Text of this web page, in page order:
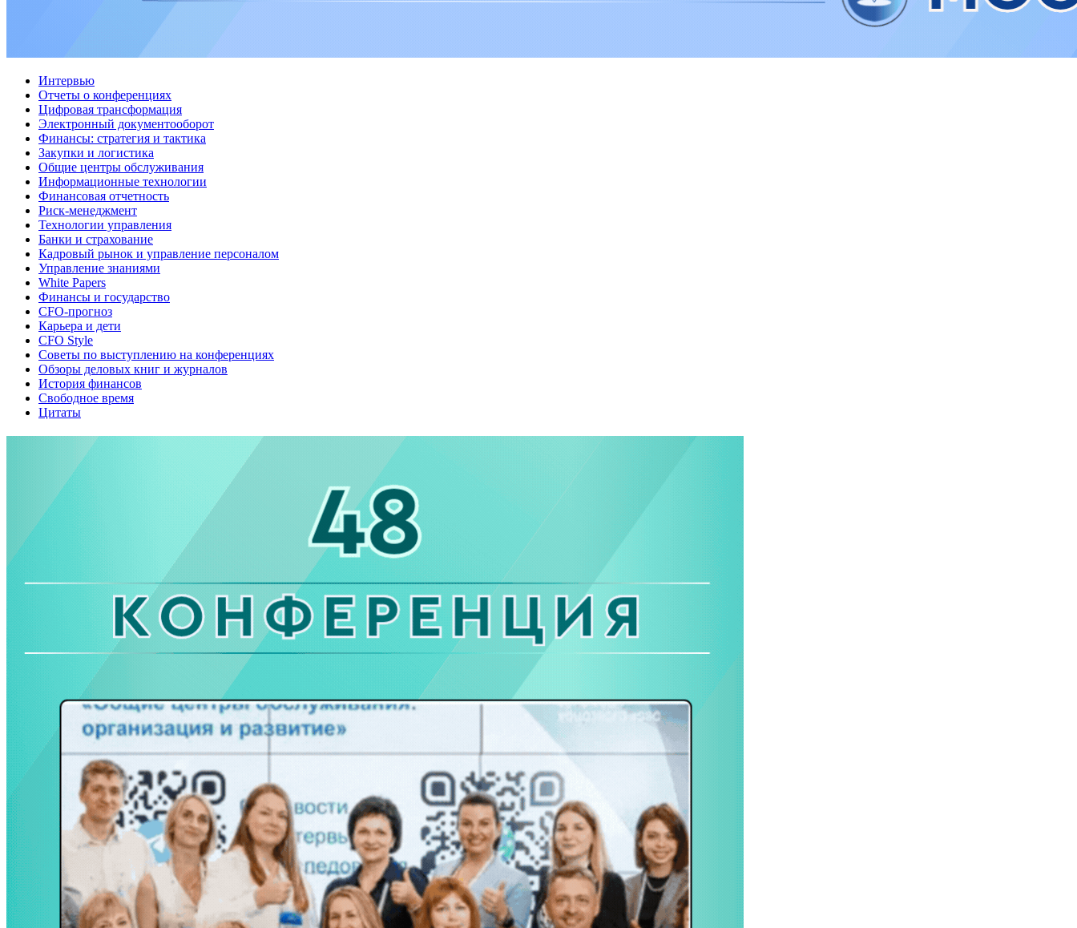
Интервью
Отчеты о конференциях
Цифровая трансформация
Электронный документооборот
Финансы: стратегия и тактика
Закупки и логистика
Общие центры обслуживания
Информационные технологии
Финансовая отчетность
Риск-менеджмент
Технологии управления
Банки и страхование
Кадровый рынок и управление персоналом
Управление знаниями
White Papers
Финансы и государство
CFO-прогноз
Карьера и дети
CFO Style
Советы по выступлению на конференциях
Обзоры деловых книг и журналов
История финансов
Свободное время
Цитаты